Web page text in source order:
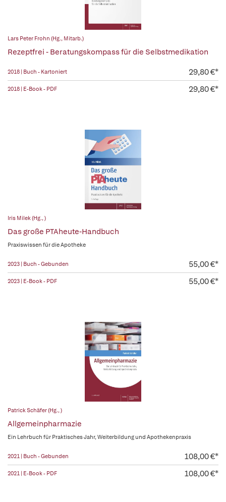
Lars Peter Frohn (Hg., Mitarb.)
Rezeptfrei - Beratungskompass für die Selbstmedikation
2018 | Buch - Kartoniert 29,80 €*
2018 | E-Book - PDF 29,80 €*
Iris Milek (Hg., )
Das große PTAheute-Handbuch
Praxiswissen für die Apotheke
2023 | Buch - Gebunden 55,00 €*
2023 | E-Book - PDF 55,00 €*
Patrick Schäfer (Hg., )
Allgemeinpharmazie
Ein Lehrbuch für Praktisches Jahr, Weiterbildung und Apothekenpraxis
2021 | Buch - Gebunden 108,00 €*
2021 | E-Book - PDF 108,00 €*